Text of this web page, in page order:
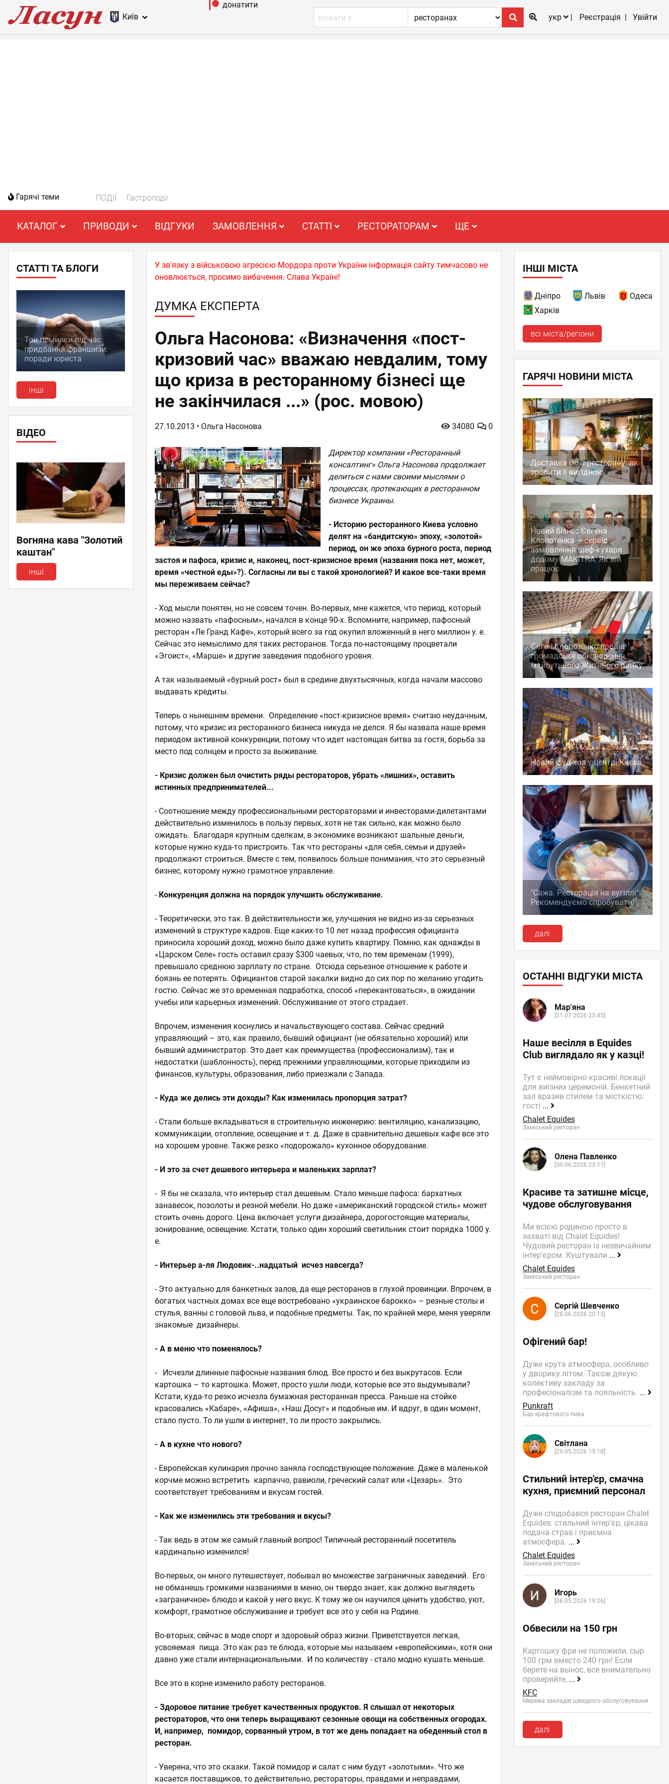
Київ
донатити
укр
Реєстрація Увійти
Гарячі теми ПОДІЇ Гастроподії
КАТАЛОГ ПРИВОДИ ВІДГУКИ ЗАМОВЛЕННЯ СТАТТІ РЕСТОРАТОРАМ ЩЕ
СТАТТІ ТА БЛОГИ
Три помилки під час
придбання франшизи:
поради юриста
інші
ВІДЕО
Вогняна кава "Золотий
каштан"
інші
У зв'язку з військовою агресією Мордора проти України інформація сайту тимчасово не
оновлюється, просимо вибачення. Слава Україні!
ДУМКА ЕКСПЕРТА
Ольга Насонова: «Визначення «пост-
кризовий час» вважаю невдалим, тому
що криза в ресторанному бізнесі ще
не закінчилася ...» (рос. мовою)
27.10.2013 • Ольга Насонова 0
34080
Директор компании «Ресторанный
консалтинг» Ольга Насонова продолжает
делиться с нами своими мыслями о
процессах, протекающих в ресторанном
бизнесе Украины.
- Историю ресторанного Киева условно
делят на «бандитскую» эпоху, «золотой»
период, он же эпоха бурного роста, период
застоя и пафоса, кризис и, наконец, пост-кризисное время (названия пока нет, может,
время «честной еды»?). Согласны ли вы с такой хронологией? И какое все-таки время
мы переживаем сейчас?
- Ход мысли понятен, но не совсем точен. Во-первых, мне кажется, что период, который
можно назвать «пафосным», начался в конце 90-х. Вспомните, например, пафосный
ресторан «Ле Гранд Кафе», который всего за год окупил вложенный в него миллион у. е.
Сейчас это немыслимо для таких ресторанов. Тогда по-настоящему процветали
«Эгоист», «Марше» и другие заведения подобного уровня.
А так называемый «бурный рост» был в средине двухтысячных, когда начали массово
выдавать кредиты.
Теперь о нынешнем времени. Определение «пост-кризисное время» считаю неудачным,
потому, что кризис из ресторанного бизнеса никуда не делся. Я бы назвала наше время
периодом активной конкуренции, потому что идет настоящая битва за гостя, борьба за
место под солнцем и просто за выживание.
- Кризис должен был очистить ряды рестораторов, убрать «лишних», оставить
истинных предпринимателей...
- Соотношение между профессиональными рестораторами и инвесторами-дилетантами
действительно изменилось в пользу первых, хотя не так сильно, как можно было
ожидать. Благодаря крупным сделкам, в экономике возникают шальные деньги,
которые нужно куда-то пристроить. Так что рестораны «для себя, семьи и друзей»
продолжают строиться. Вместе с тем, появилось больше понимания, что это серьезный
бизнес, которому нужно грамотное управление.
- Конкуренция должна на порядок улучшить обслуживание.
- Теоретически, это так. В действительности же, улучшения не видно из-за серьезных
изменений в структуре кадров. Еще каких-то 10 лет назад профессия официанта
приносила хороший доход, можно было даже купить квартиру. Помню, как однажды в
«Царском Селе» гость оставил сразу $300 чаевых, что, по тем временам (1999),
превышало среднюю зарплату по стране. Отсюда серьезное отношение к работе и
боязнь ее потерять. Официантов старой закалки видно до сих пор по желанию угодить
гостю. Сейчас же это временная подработка, способ «перекантоваться», в ожидании
учебы или карьерных изменений. Обслуживание от этого страдает.
Впрочем, изменения коснулись и начальствующего состава. Сейчас средний
управляющий – это, как правило, бывший официант (не обязательно хороший) или
бывший администратор. Это дает как преимущества (профессионализм), так и
недостатки (шаблонность), перед прежними управляющими, которые приходили из
финансов, культуры, образования, либо приезжали с Запада.
- Куда же делись эти доходы? Как изменилась пропорция затрат?
- Стали больше вкладываться в строительную инженерию: вентиляцию, канализацию,
коммуникации, отопление, освещение и т. д. Даже в сравнительно дешевых кафе все это
на хорошем уровне. Также резко «подорожало» кухонное оборудование.
- И это за счет дешевого интерьера и маленьких зарплат?
- Я бы не сказала, что интерьер стал дешевым. Стало меньше пафоса: бархатных
занавесок, позолоты и резной мебели. Но даже «американский городской стиль» может
стоить очень дорого. Цена включает услуги дизайнера, дорогостоящие материалы,
зонирование, освещение. Кстати, только один хороший светильник стоит порядка 1000 у.
е.
- Интерьер а-ля Людовик-..надцатый исчез навсегда?
- Это актуально для банкетных залов, да еще ресторанов в глухой провинции. Впрочем, в
богатых частных домах все еще востребовано «украинское барокко» – резные столы и
стулья, ванны с головой льва, и подобные предметы. Так, по крайней мере, меня уверяли
знакомые дизайнеры.
- А в меню что поменялось?
- Исчезли длинные пафосные названия блюд. Все просто и без выкрутасов. Если
картошка – то картошка. Может, просто ушли люди, которые все это выдумывали?
Кстати, куда-то резко исчезла бумажная ресторанная пресса. Раньше на стойке
красовались «Кабаре», «Афиша», «Наш Досуг» и подобные им. И вдруг, в один момент,
стало пусто. То ли ушли в интернет, то ли просто закрылись.
- А в кухне что нового?
- Европейская кулинария прочно заняла господствующее положение. Даже в маленькой
корчме можно встретить карпаччо, равиоли, греческий салат или «Цезарь». Это
соответствует требованиям и вкусам гостей.
- Как же изменились эти требования и вкусы?
- Так ведь в этом же самый главный вопрос! Типичный ресторанный посетитель
кардинально изменился!
Во-первых, он много путешествует, побывал во множестве заграничных заведений. Его
не обманешь громкими названиями в меню, он твердо знает, как должно выглядеть
«заграничное» блюдо и какой у него вкус. К тому же он научился ценить удобство, уют,
комфорт, грамотное обслуживание и требует все это у себя на Родине.
Во-вторых, сейчас в моде спорт и здоровый образ жизни. Приветствуется легкая,
усвояемая пища. Это как раз те блюда, которые мы называем «европейскими», хотя они
давно уже стали интернациональными. И по количеству - стало модно кушать меньше.
Все это в корне изменило работу ресторанов.
- Здоровое питание требует качественных продуктов. Я слышал от некоторых
рестораторов, что они теперь выращивают сезонные овощи на собственных огородах.
И, например, помидор, сорванный утром, в тот же день попадает на обеденный стол в
ресторан.
- Уверена, что это сказки. Такой помидор и салат с ним будут «золотыми». Что же
касается поставщиков, то действительно, рестораторы, правдами и неправдами,
ІНШІ МІСТА
Дніпро Львів
Одеса
Харків
всі міста/регіони
ГАРЯЧІ НОВИНИ МІСТА
Доставка їжі з ресторану: як
зробити її вигідною
Новий бізнес Євгена
Клопотенка — сервіс
замовлення шеф-кухаря
додому MAKITRA. Як він
працює
Євген Клопотенко провів
громадське обговорення
майбутнього Житнього ринку
Новий фуд-хол у центрі Києва
"Сажа. Ресторація на вугіллі":
Рекомендуємо спробувати!
далі
ОСТАННІ ВІДГУКИ МІСТА
Мар'яна
[31.07.2026 23:45]
Наше весілля в Equides
Club виглядало як у казці!
Тут є неймовірно красиві локаціі
для виїзних церемоній. Бенкетний
зал вразив стилем та місткістю:
гості ...
Chalet Equides
Заміський ресторан
Олена Павленко
[30.06.2026 23:11]
Красиве та затишне місце,
чудове обслуговування
Ми всією родиною просто в
захваті від Chalet Equides!
Чудовий ресторан із незвичайним
інтер'єром. Куштували ...
Chalet Equides
Заміський ресторан
Сергій Шевченко
[28.06.2026 20:13]
Офігений бар!
Дуже крута атмосфера, особливо
у дворику літом. Також дякую
колективу закладу за
професіоналізм та лояльність. ...
Punkraft
Бар крафтового пива
Світлана
[29.05.2026 15:18]
Стильний інтер'єр, смачна
кухня, приємний персонал
Дуже сподобався ресторан Chalet
Equides: стильний інтер’єр, цікава
подача страв і приємна
атмосфера. ...
Chalet Equides
Заміський ресторан
Игорь
[06.05.2026 19:26]
Обвесили на 150 грн
Картошку фри не положили, сыр
100 грм вместо 240 грн! Если
берете на вынос, все внимательно
проверяйте, ...
KFC
Мережа закладів швидкого обслуговування
далі